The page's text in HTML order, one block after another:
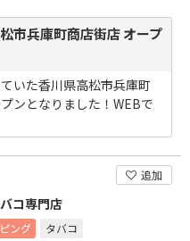
市兵庫町商店街店 オープ
いた香川県高松市兵庫町
ンとなりました！WEBで
追加
コ専門店
ング タバコ